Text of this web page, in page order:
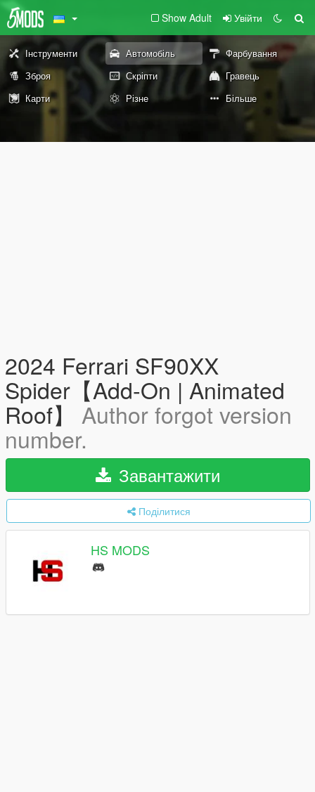
Show Adult Увійти
Інструменти Автомобіль
Фарбування
Зброя
Скріпти
Гравець
Карти
Різне Більше
2024 Ferrari SF90XX
Spider【Add-On | Animated
Roof】 Author forgot version
number.
Завантажити
Поділитися
HS MODS